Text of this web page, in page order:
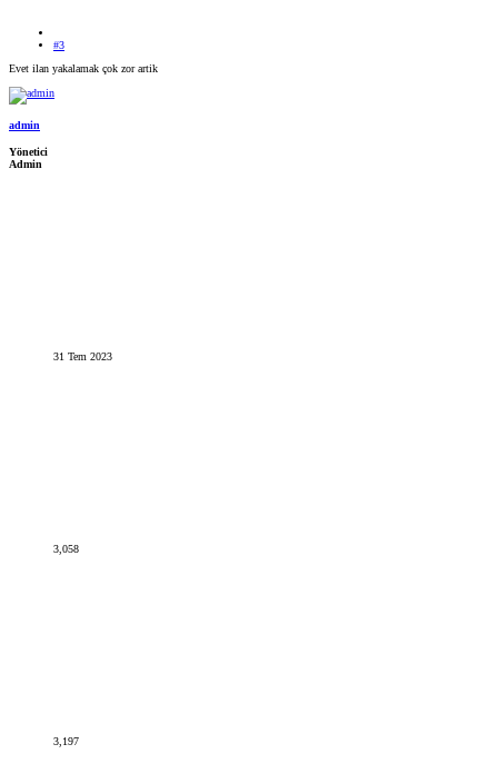
#3
Evet ilan yakalamak çok zor artik
admin
Yönetici
Admin
31 Tem 2023
3,058
3,197